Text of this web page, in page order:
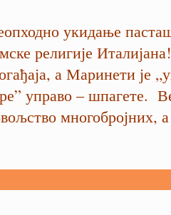
укидање
религије
а Маринети је
управо – шпагете.
многобројних,